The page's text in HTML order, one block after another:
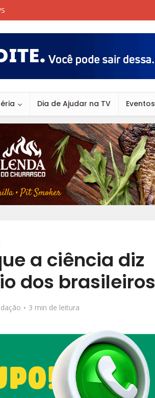
Dia de Ajudar na TV Eventos
a ciência diz
dos brasileiros
3 min de leitura